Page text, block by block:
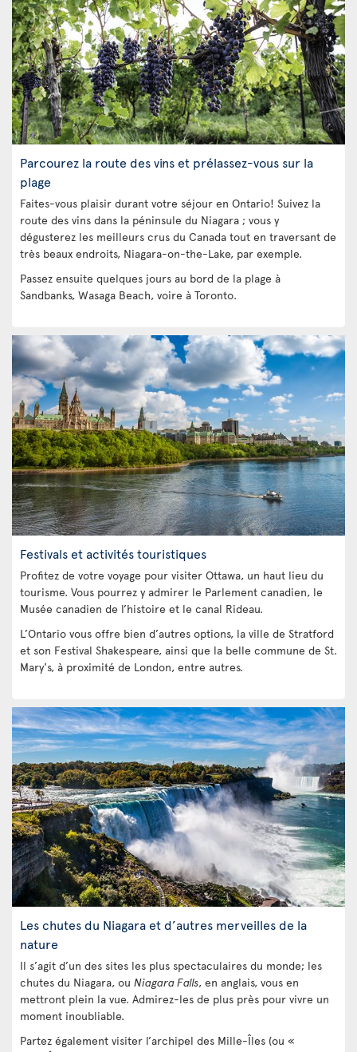
Parcourez la route des vins et prélassez-vous sur la
plage
Faites-vous plaisir durant votre séjour en Ontario! Suivez la
route des vins dans la péninsule du Niagara ; vous y
dégusterez les meilleurs crus du Canada tout en traversant de
très beaux endroits, Niagara-on-the-Lake, par exemple.
Passez ensuite quelques jours au bord de la plage à
Sandbanks, Wasaga Beach, voire à Toronto.
Festivals et activités touristiques
Profitez de votre voyage pour visiter Ottawa, un haut lieu du
tourisme. Vous pourrez y admirer le Parlement canadien, le
Musée canadien de l’histoire et le canal Rideau.
L’Ontario vous offre bien d’autres options, la ville de Stratford
et son Festival Shakespeare, ainsi que la belle commune de St.
Mary's, à proximité de London, entre autres.
Les chutes du Niagara et d’autres merveilles de la
nature
Il s’agit d’un des sites les plus spectaculaires du monde; les
chutes du Niagara, ou Niagara Falls, en anglais, vous en
mettront plein la vue. Admirez-les de plus près pour vivre un
moment inoubliable.
Partez également visiter l’archipel des Mille-Îles (ou «